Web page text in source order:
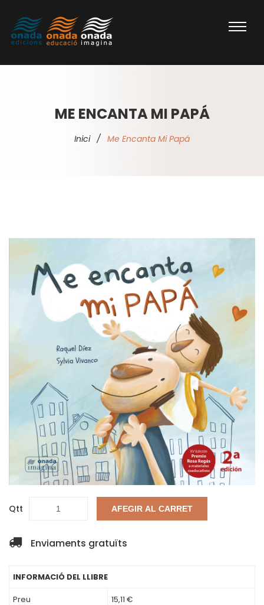
ME ENCANTA MI PAPÁ
Inici / Me Encanta Mi Papá
Qtt AFEGIR AL CARRET
Enviaments gratuïts
INFORMACIÓ DEL LLIBRE
Preu 15,11 €